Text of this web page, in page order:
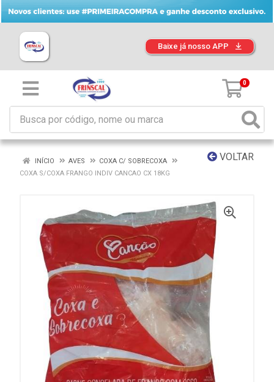
Baixe já nosso APP
0
VOLTAR
INÍCIO AVES
COXA C/ SOBRECOXA
COXA S/COXA FRANGO INDIV CANCAO CX 18KG